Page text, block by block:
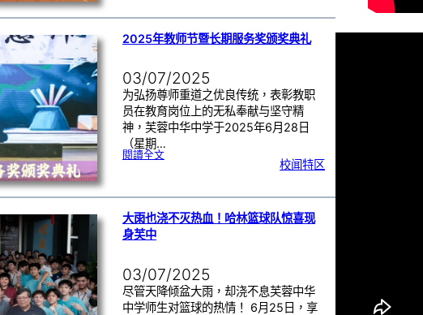
中
学
芙
中
管
乐
2025年教师节暨长期服务奖颁奖典礼
03/07/2025
为弘扬尊师重道之优良传统，表彰教职
员在教育岗位上的无私奉献与坚守精
神，芙蓉中华中学于2025年6月28日
（星期…
閱讀全文:2
师
节
长
期
服
务
校闻特区
大雨也浇不灭热血！哈林篮球队惊喜现
身芙中
03/07/2025
尽管天降倾盆大雨，却浇不息芙蓉中华
中学师生对篮球的热情！ 6月25日，享